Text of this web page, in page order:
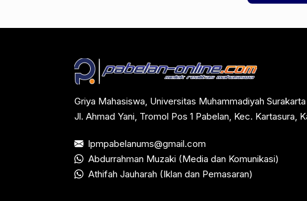
Griya Mahasiswa, Universitas Muhammadiyah Surakarta
Jl. Ahmad Yani, Tromol Pos 1 Pabelan, Kec. Kartasura,
lpmpabelanums@gmail.com
Abdurrahman Muzaki (Media dan Komunikasi)
Athifah Jauharah (Iklan dan Pemasaran)